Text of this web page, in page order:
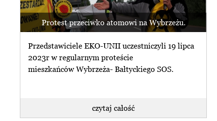
Protest przeciwko atomowi na Wybrzeżu.
Przedstawiciele EKO-UNII uczestniczyli 19 lipca
2023r w regularnym proteście
mieszkańców Wybrzeża- Bałtyckiego SOS.
czytaj całość